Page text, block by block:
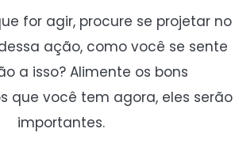
for agir, procure se projetar no
ação, como você se sente
a isso? Alimente os bons
que você tem agora, eles serão
importantes.